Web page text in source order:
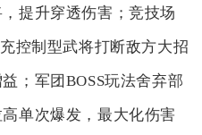
提升穿透伤害；竞技场
控制型武将打断敌方大招
；军团BOSS玩法舍弃部
单次爆发，最大化伤害